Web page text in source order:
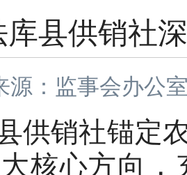
库县供销社
源：监事会办公
供销社锚定
核心方向